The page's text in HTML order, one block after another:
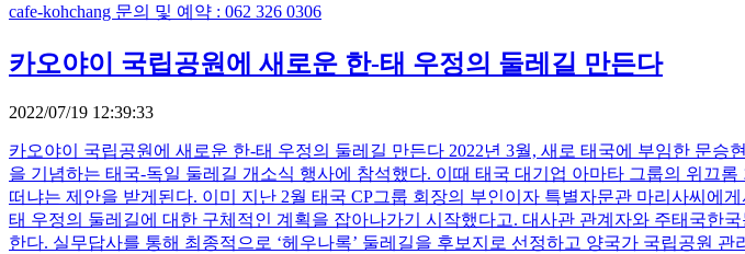
cafe-kohchang 문의 및 예약 : 062 326 0306
카오야이 국립공원에 새로운 한-태 우정의 둘레길 만든다
2022/07/19 12:39:33
카오야이 국립공원에 새로운 한-태 우정의 둘레길 만든다 2022년 3월, 새로 태국에 부임한 문
을 기념하는 태국-독일 둘레길 개소식 행사에 참석했다. 이때 태국 대기업 아마타 그룹의 위끄
떠냐는 제안을 받게된다. 이미 지난 2월 태국 CP그룹 회장의 부인이자 특별자문관 마리사씨
태 우정의 둘레길에 대한 구체적인 계획을 잡아나가기 시작했다고. 대사관 관계자와 주태국한
한다. 실무답사를 통해 최종적으로 ‘헤우나록’ 둘레길을 후보지로 선정하고 양국가 국립공원